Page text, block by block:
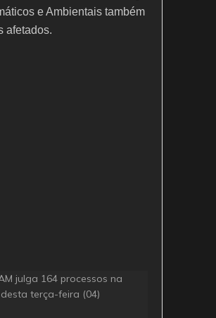
e Ambientais também
afetados.